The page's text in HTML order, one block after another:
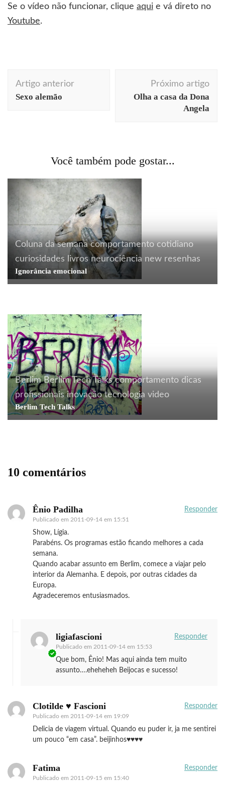
Se o vídeo não funcionar, clique aqui e vá direto no
Youtube.
Navegação
de
Artigo anterior
Sexo alemão
Próximo artigo
Olha a casa da Dona
Angela
Você também pode gostar...
Coluna da semana comportamento cotidiano
curiosidades livros neurociência new resenhas
Ignorância emocional
cotidiano curiosidades design
Da série spams bizarros
Berlim Berlim Tech Talks comportamento dicas
profissionais inovação tecnologia video
Berlim Tech Talks
10 comentários
Ênio Padilha
Publicado em 2011-09-14 em 15:51
Responder
Show, Lígia.
Parabéns. Os programas estão ficando melhores a cada
semana.
Quando acabar assunto em Berlim, comece a viajar pelo
interior da Alemanha. E depois, por outras cidades da
Europa.
Agradeceremos entusiasmados.
ligiafascioni
Publicado em 2011-09-14 em 15:53
Responder
Que bom, Ênio! Mas aqui ainda tem muito
assunto….eheheheh Beijocas e sucesso!
Clotilde ♥ Fascioni
Publicado em 2011-09-14 em 19:09
Responder
Delicia de viagem virtual. Quando eu puder ir, ja me sentirei
um pouco “em casa”. beijinhos♥♥♥♥
Fatima
Publicado em 2011-09-15 em 15:40
Responder